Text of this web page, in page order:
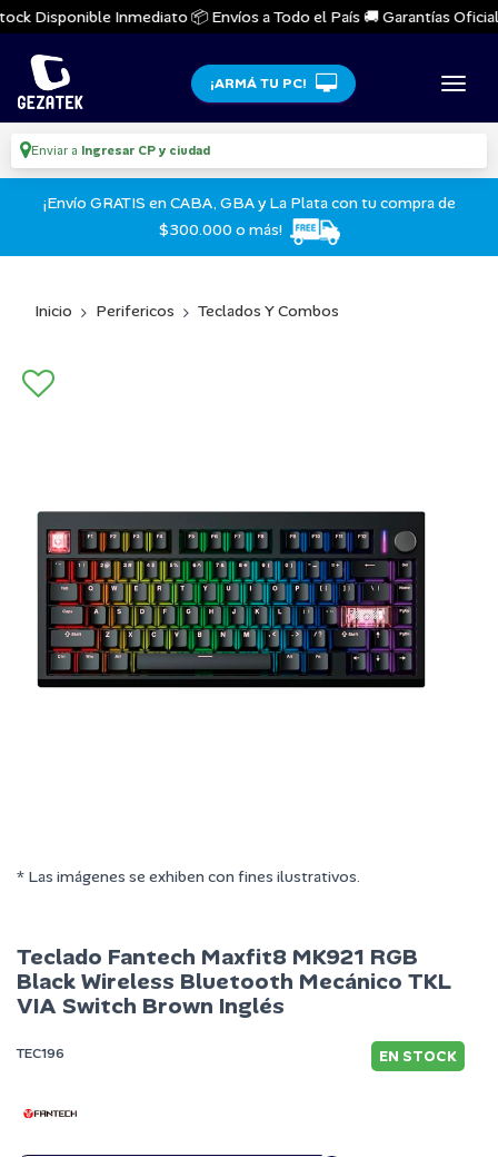
Disponible Inmediato 📦 Envíos a Todo el País 🚚 Garantías
¡ARMÁ TU PC!
Enviar a Ingresar CP y ciudad
¡Envío GRATIS en CABA, GBA y La Plata con tu compra de
$300.000 o más!
Inicio Perifericos Teclados Y Combos
* Las imágenes se exhiben con fines ilustrativos.
Teclado Fantech Maxfit8 MK921 RGB
Black Wireless Bluetooth Mecánico TKL
VIA Switch Brown Inglés
TEC196 EN STOCK